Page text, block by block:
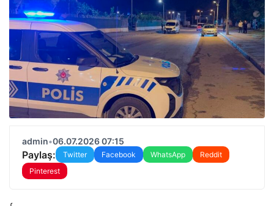
admin•06.07.2026 07:15
Paylaş: Twitter Facebook WhatsApp
Reddit
Pinterest